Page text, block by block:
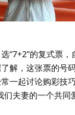
“7+2”的复式票
解，这张票的号
一起讨论购彩技
夫妻的一个共同